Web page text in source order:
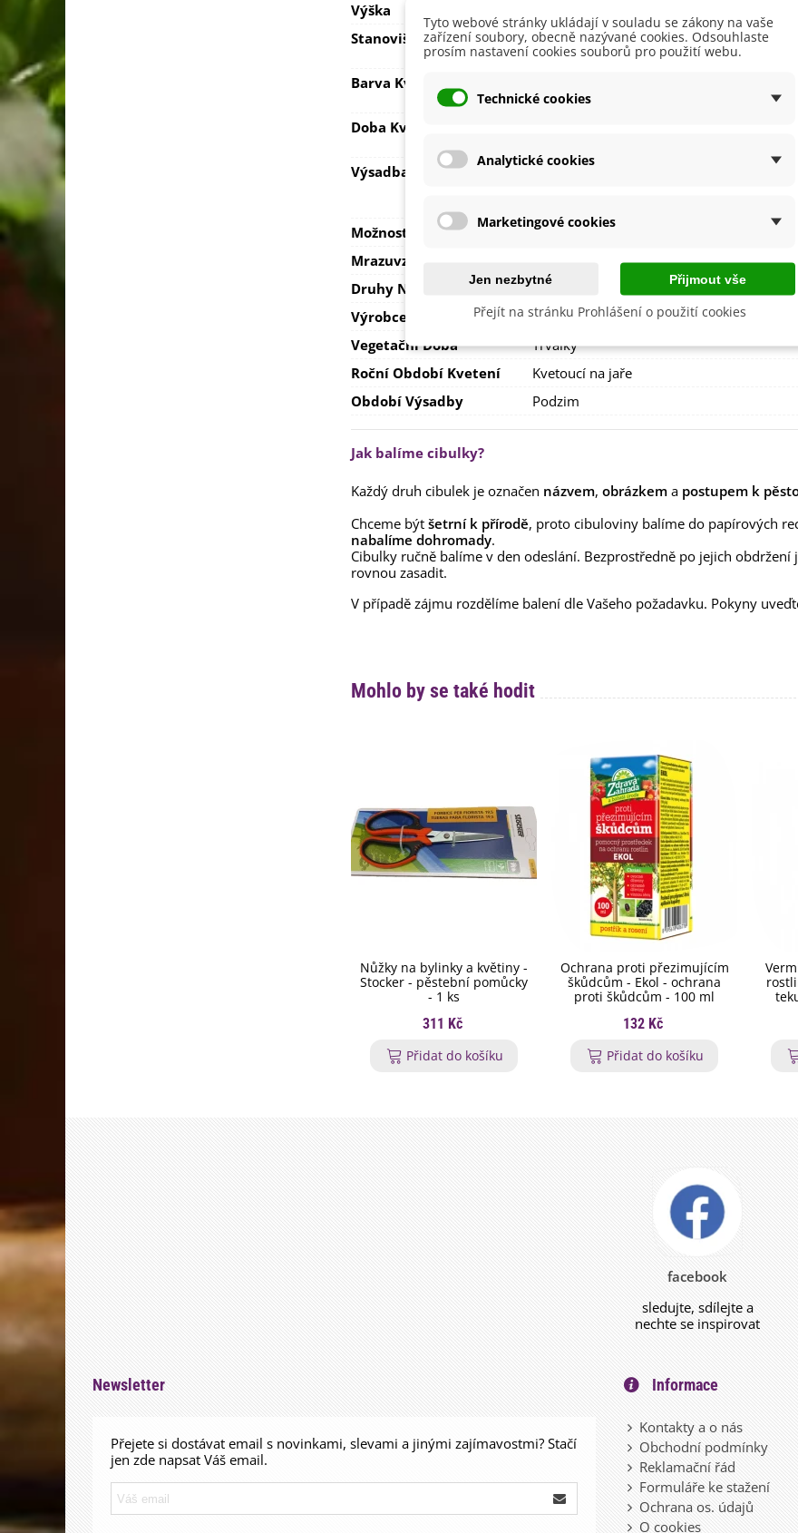
Výška
Stanoviště
Polostín
Slunečné
Barva Květů
Žlutá
Doba Kvetení
Výsadba
Možnosti Pěstování
Venku
Mrazuvzdornost
Druhy Narcisu
Vícekvěté
Výrobce
SemenaOnline
Vegetační Doba
Trvalky
Roční Období Kvetení
Kvetoucí na jaře
Období Výsadby
Podzim
Jak balíme cibulky?
Každý druh cibulek je označen názvem, obrázkem a postupem k
Chceme být šetrní k přírodě, proto cibuloviny balíme do papírových
nabalíme dohromady.
Cibulky ručně balíme v den odeslání. Bezprostředně po jejich
rovnou zasadit.
V případě zájmu rozdělíme balení dle Vašeho požadavku. Pokyny
Mohlo by se také hodit
Nůžky na bylinky a květiny -
Stocker - pěstební pomůcky
- 1 ks
311 Kč
Přidat do košíku
Ochrana proti přezimujícím
škůdcům - Ekol - ochrana
proti škůdcům - 100 ml
132 Kč
Přidat do košíku
facebook
sledujte, sdílejte a
nechte se inspirovat
Newsletter
Přejete si dostávat email s novinkami, slevami a jinými zajímavostmi? Stačí
jen zde napsat Váš email.
Informace
Kontakty a o nás
Obchodní podmínky
Reklamační řád
Formuláře ke stažení
Ochrana os. údajů
O cookies
Tyto webové stránky ukládají v souladu se zákony na vaše
zařízení soubory, obecně nazývané cookies. Odsouhlaste
prosím nastavení cookies souborů pro použití webu.
Technické cookies
Analytické cookies
Marketingové cookies
Jen nezbytné Přijmout vše
Přejít na stránku Prohlášení o použití cookies